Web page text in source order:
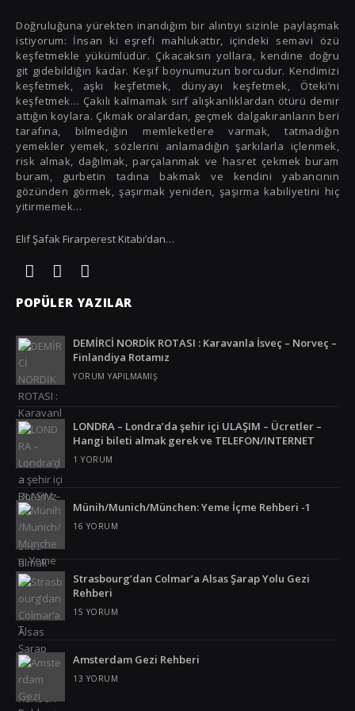
Küba
Macaristan
Malta
Norveç
Polonya
Portekiz
Romanya
Rusya
Slovenya
Tanzanya
Türkiye
Ürdün
Venezuela
Vietnam
Yunanistan
Doğruluğuna yürekten inandığım bir alıntıyı sizinle paylaşmak
istiyorum: İnsan ki eşrefi mahlukattır, içindeki semavi özü
keşfetmekle yükümlüdür. Çıkacaksın yollara, kendine doğru
git gidebildiğin kadar. Keşif boynumuzun borcudur. Kendimizi
keşfetmek, aşkı keşfetmek, dünyayı keşfetmek, Öteki’ni
keşfetmek… Çakılı kalmamak sırf alışkanlıklardan ötürü demir
attığın koylara. Çıkmak oralardan, geçmek dalgakıranların beri
tarafına, bilmediğin memleketlere varmak, tatmadığın
yemekler yemek, sözlerini anlamadığın şarkılarla içlenmek,
risk almak, dağılmak, parçalanmak ve hasret çekmek buram
buram, gurbetin tadına bakmak ve kendini yabancının
gözünden görmek, şaşırmak yeniden, şaşırma kabiliyetini hiç
yitirmemek…
Elif Şafak Firarperest Kitabı’dan…
POPÜLER YAZILAR
DEMİRCİ NORDİK ROTASI : Karavanla İsveç – Norveç –
Finlandiya Rotamız
YORUM YAPILMAMIŞ
LONDRA – Londra’da şehir içi ULAŞIM – Ücretler –
Hangi bileti almak gerek ve TELEFON/INTERNET
1 YORUM
Münih/Munich/München: Yeme İçme Rehberi -1
16 YORUM
Strasbourg’dan Colmar’a Alsas Şarap Yolu Gezi
Rehberi
15 YORUM
Amsterdam Gezi Rehberi
13 YORUM